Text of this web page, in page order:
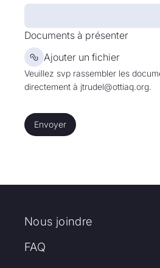
Documents à présenter
Ajouter un fichier
Veuillez svp rassembler les
directement à jtrudel@ottiaq.org.
Envoyer
Envoyer
Nous joindre
FAQ